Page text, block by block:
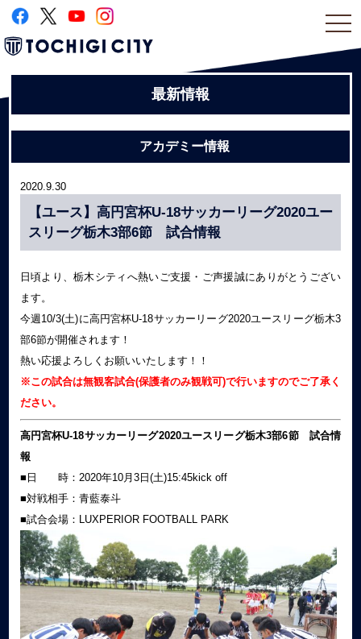
最新情報
アカデミー情報
2020.9.30
【ユース】高円宮杯U-18サッカーリーグ2020ユー
スリーグ栃木3部6節 試合情報
日頃より、栃木シティへ熱いご支援・ご声援誠にありがとうござい
ます。
今週10/3(土)に高円宮杯U-18サッカーリーグ2020ユースリーグ栃木3
部6節が開催されます！
熱い応援よろしくお願いいたします！！
※この試合は無観客試合(保護者のみ観戦可)で行いますのでご了承く
ださい。
高円宮杯U-18サッカーリーグ2020ユースリーグ栃木3部6節 試合情
報
■日 時：2020年10月3日(土)15:45kick off
■対戦相手：青藍泰斗
■試合会場：LUXPERIOR FOOTBALL PARK